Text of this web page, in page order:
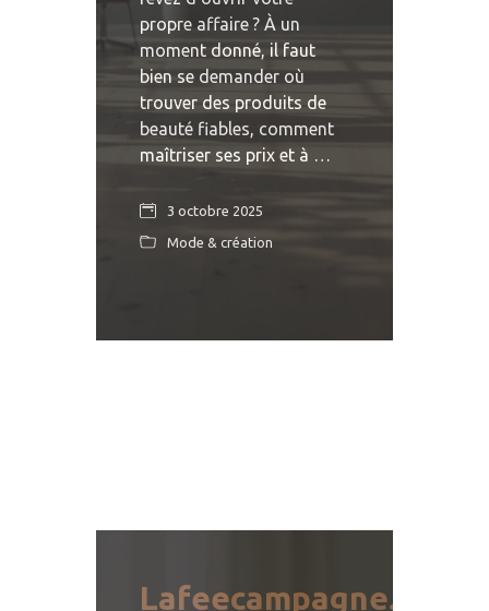
propre affaire ? À un
moment donné, il faut
bien se demander où
trouver des produits de
beauté fiables, comment
maîtriser ses prix et à …
3 octobre 2025
Mode & création
Lafeecampagne.fr